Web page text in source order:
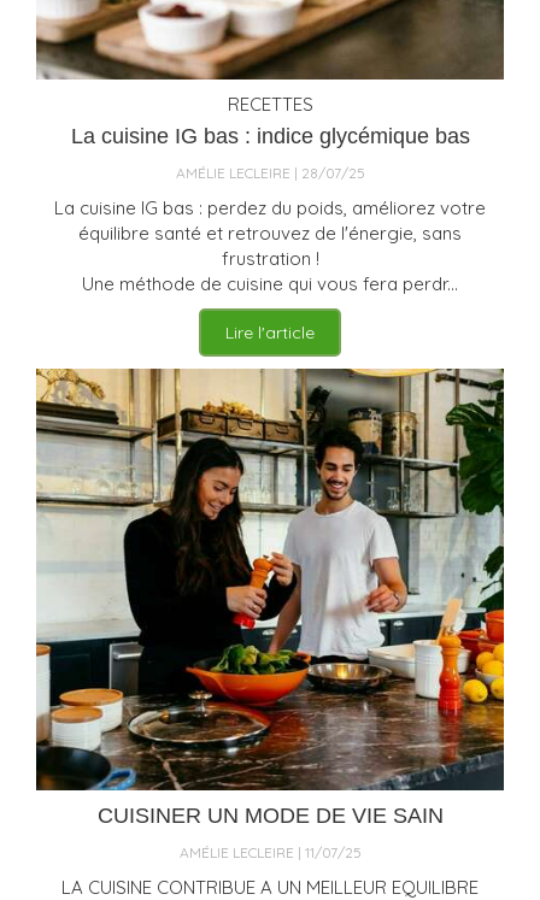
RECETTES
La cuisine IG bas : indice glycémique bas
AMÉLIE LECLEIRE 28/07/25
La cuisine IG bas : perdez du poids, améliorez votre
équilibre santé et retrouvez de l'énergie, sans
frustration !
Une méthode de cuisine qui vous fera perdr...
Lire l'article
CUISINER UN MODE DE VIE SAIN
AMÉLIE LECLEIRE 11/07/25
LA CUISINE CONTRIBUE A UN MEILLEUR EQUILIBRE